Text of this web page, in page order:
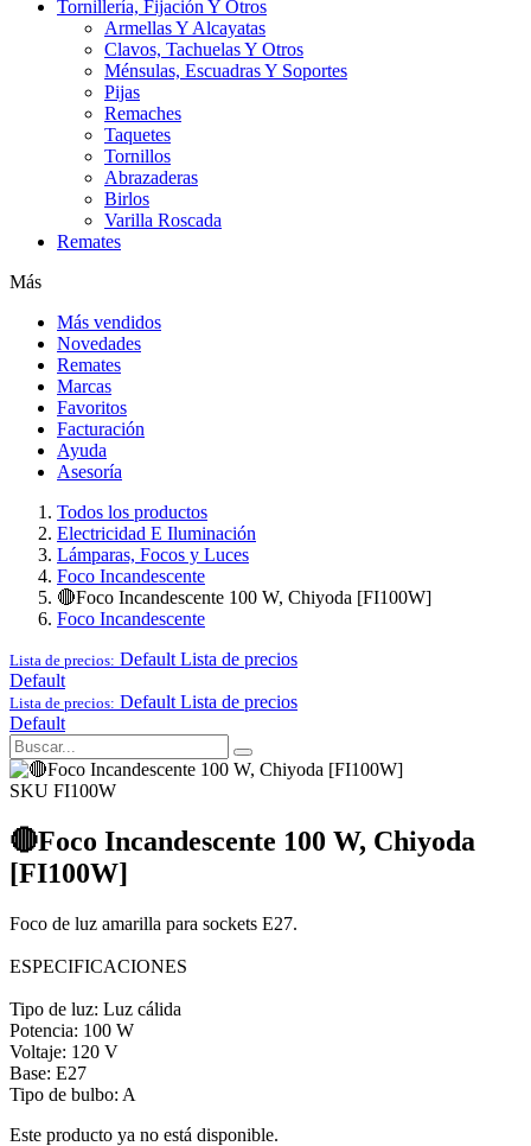
Tornillería, Fijación Y Otros
Armellas Y Alcayatas
Clavos, Tachuelas Y Otros
Ménsulas, Escuadras Y Soportes
Pijas
Remaches
Taquetes
Tornillos
Abrazaderas
Birlos
Varilla Roscada
Remates
Más
Más vendidos
Novedades
Remates
Marcas
Favoritos
Facturación
Ayuda
Asesoría
Todos los productos
Electricidad E Iluminación
Lámparas, Focos y Luces
Foco Incandescente
🔴Foco Incandescente 100 W, Chiyoda [FI100W]
Foco Incandescente
Lista de precios: Default Lista de precios
Default
Lista de precios: Default Lista de precios
Default
SKU FI100W
🔴Foco Incandescente 100 W, Chiyoda
[FI100W]
Foco de luz amarilla para sockets E27.
ESPECIFICACIONES
Tipo de luz: Luz cálida
Potencia: 100 W
Voltaje: 120 V
Base: E27
Tipo de bulbo: A
Este producto ya no está disponible.